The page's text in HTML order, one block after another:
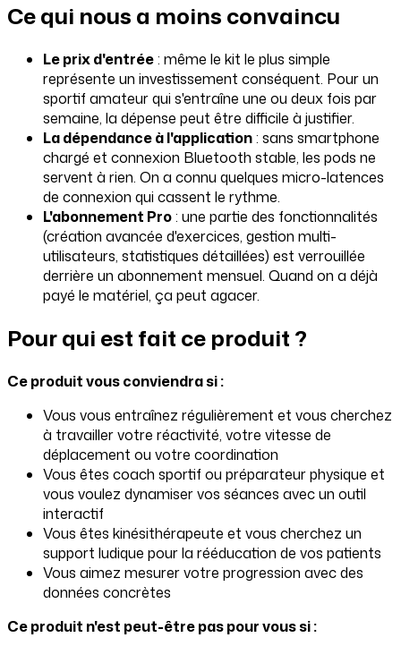
Ce qui nous a moins convaincu
Le prix d'entrée: même le kit le plus simple
représente un investissement conséquent. Pour un
sportif amateur qui s'entraîne une ou deux fois par
semaine, la dépense peut être difficile à justifier.
La dépendance à l'application: sans smartphone
chargé et connexion Bluetooth stable, les pods ne
servent à rien. On a connu quelques micro-latences
de connexion qui cassent le rythme.
L'abonnement Pro: une partie des fonctionnalités
(création avancée d'exercices, gestion multi-
utilisateurs, statistiques détaillées) est verrouillée
derrière un abonnement mensuel. Quand on a déjà
payé le matériel, ça peut agacer.
Pour qui est fait ce produit ?
Ce produit vous conviendra si :
Vous vous entraînez régulièrement et vous cherchez
à travailler votre réactivité, votre vitesse de
déplacement ou votre coordination
Vous êtes coach sportif ou préparateur physique et
vous voulez dynamiser vos séances avec un outil
interactif
Vous êtes kinésithérapeute et vous cherchez un
support ludique pour la rééducation de vos patients
Vous aimez mesurer votre progression avec des
données concrètes
Ce produit n'est peut-être pas pour vous si :